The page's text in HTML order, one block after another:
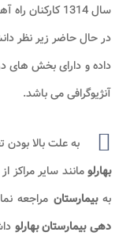
سال 1314 کارکنان راه آهن از آن خدمات دریافت می کردند.
در حال حاضر زیر نظر
داده و دارای بخش های
آنژیوگرافی می باشد.
به علت بالا
بهارلومانند سایر مراکز
بهبیمارستان مراجعه
دهی بیمارستان بهارلو